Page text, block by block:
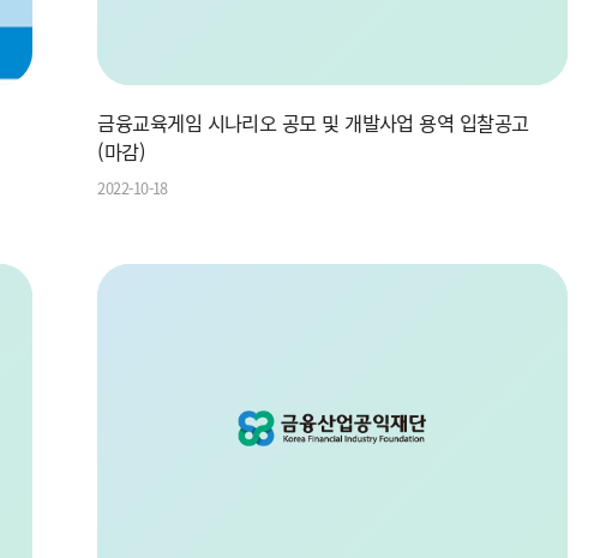
금융교육게임 시나리오 공모 및 개발사업 용역 입찰공고
(마감)
2022-10-18